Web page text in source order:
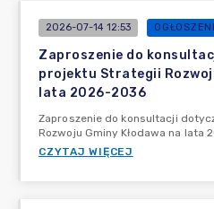
2026-07-14 12:53
Zaproszenie do
projektu Strategii
lata 2026-2036
Zaproszenie do konsultacji
Rozwoju Gminy Kłodawa na lata
CZYTAJ WIĘCEJ